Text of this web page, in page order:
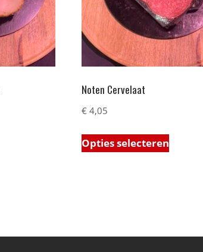
Noten Cervelaat
€4,05
Opties selecteren